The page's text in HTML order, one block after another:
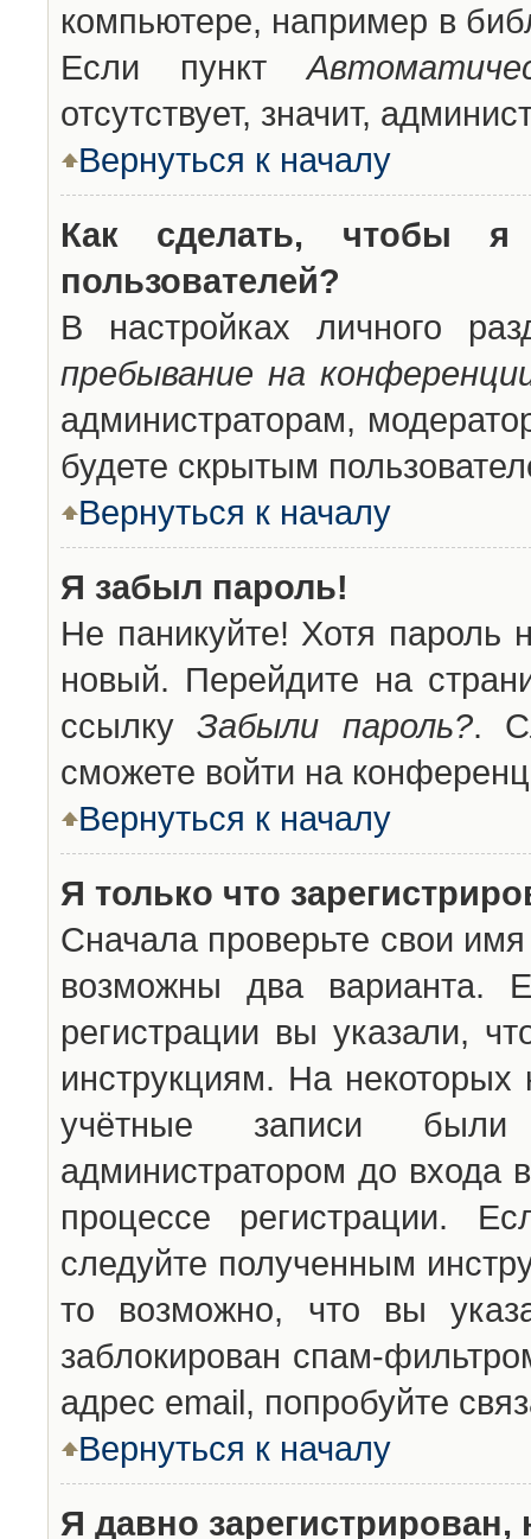
компьютере, например в
Если пункт
отсутствует, значит,
Вернуться к началу
Как сделать, чтобы
пользователей?
В настройках личного
пребывание на
администраторам,
будете скрытым
Вернуться к началу
Я забыл пароль!
Не паникуйте! Хотя пароль
новый. Перейдите на
ссылкуЗабыли пароль?.
сможете войти на
Вернуться к началу
Я только что
Сначала проверьте свои
возможны два варианта.
регистрации вы указали,
инструкциям. На
учётные записи были
администратором до входа
процессе регистрации.
следуйте полученным
то возможно, что вы
заблокирован спам-
адрес email, попробуйте
Вернуться к началу
Я давно